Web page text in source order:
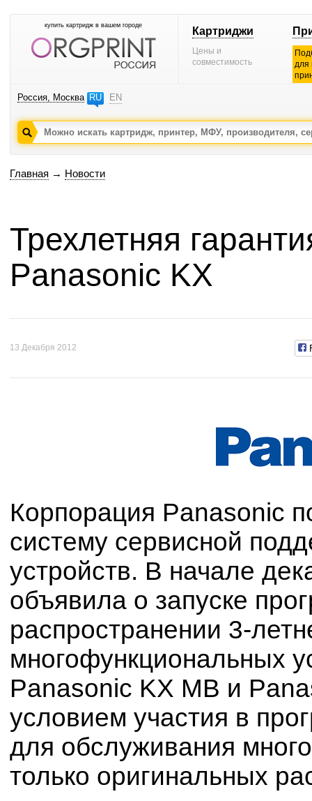
купить картридж в вашем городе Картриджи
Цены и
совместимость
для
Россия, Москва RU EN
Главная → Новости
Трехлетняя
Panasonic KX
13 Декабря 2012
Корпорация Panasonic
систему сервисной
устройств. В начале
объявила о запуске
распространении 3-
многофункциональных
Panasonic KX MB и
условием участия в
для обслуживания
только оригинальных